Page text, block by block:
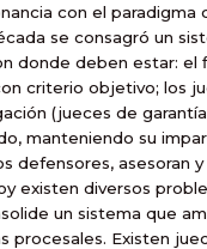
con el paradigma
se consagró un
donde deben estar: el
criterio objetivo; los
(jueces de
manteniendo su
defensores, asesoran
existen diversos
un sistema que
procesales. Existen